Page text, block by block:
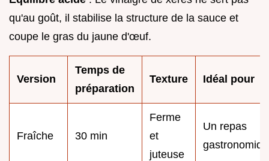
qu'au goût, il stabilise la structure de la sauce et
coupe le gras du jaune d'œuf.
Version
Temps de
préparation
Texture Idéal pour
Fraîche 30 min
Ferme
et
juteuse
Un repas